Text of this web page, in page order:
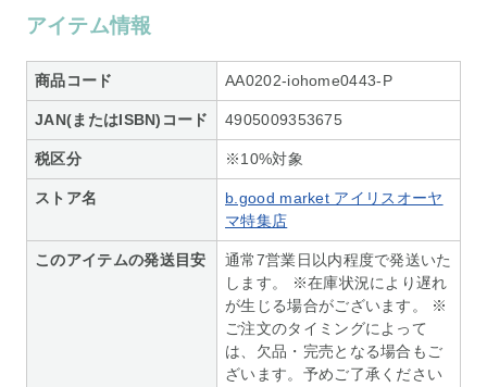
アイテム情報
商品コード AA0202-iohome0443-P
JAN(またはISBN)コード 4905009353675
税区分 ※10%対象
ストア名
b.good market アイリスオーヤ
マ特集店
このアイテムの発送目安
通常7営業日以内程度で発送いた
します。 ※在庫状況により遅れ
が生じる場合がございます。 ※
ご注文のタイミングによって
は、欠品・完売となる場合もご
ざいます。予めご了承ください